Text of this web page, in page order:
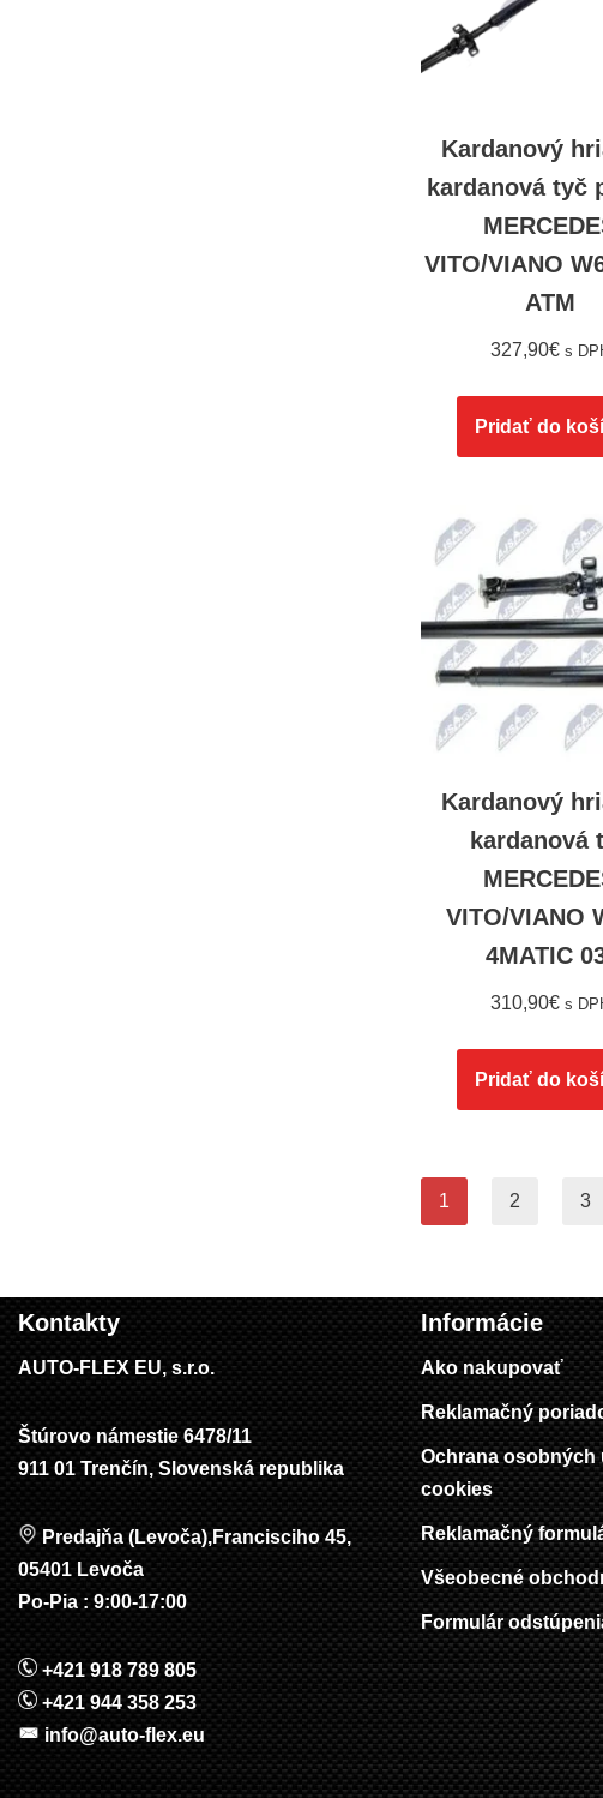
Kardanový
kardanová tyč
VITO/VIANO
ATM
327,90€ s
Pridať do
Kardanový
kardanová
VITO/VIANO
4MATIC
310,90€ s
Pridať do
1 2 3
Kontakty
AUTO-FLEX EU, s.r.o.
Štúrovo námestie 6478/11
911 01 Trenčín, Slovenská republika
Predajňa (Levoča),Francisciho 45,
05401 Levoča
Po-Pia : 9:00-17:00
+421 918 789 805
+421 944 358 253
info@auto-flex.eu
Informácie
Ako nakupovať
Reklamačný
Ochrana osobných
cookies
Reklamačný
Všeobecné
Formulár